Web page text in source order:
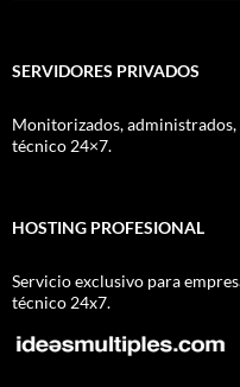
SERVIDORES PRIVADOS
Monitorizados,
técnico 24×7.
HOSTING PROFESIONAL
Servicio exclusivo para
técnico 24x7.